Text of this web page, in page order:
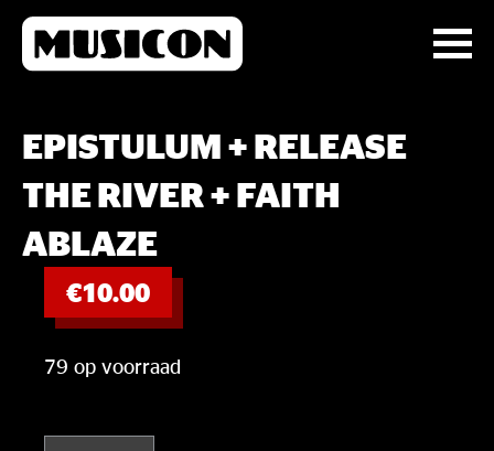
EPISTULUM + RELEASE
THE RIVER + FAITH
ABLAZE
€10.00
79 op voorraad
Epistulum